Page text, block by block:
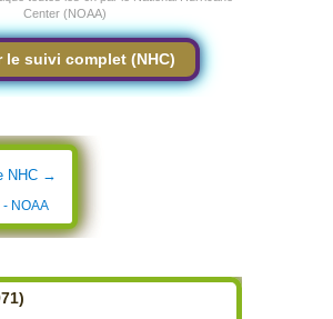
Center (NOAA)
le suivi complet (NHC)
NHC →
- NOAA